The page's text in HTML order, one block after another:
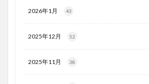
2026年1月 43
2025年12月 52
2025年11月 38